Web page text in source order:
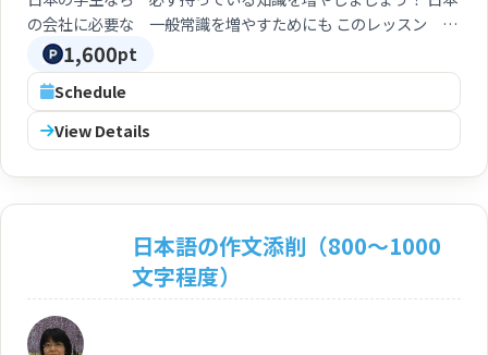
の会社に必要な 一般常識を増やすためにも このレッスン を
活用してください。
1,600pt
Schedule
View Details
日本語の作文添削（800～1000
文字程度）